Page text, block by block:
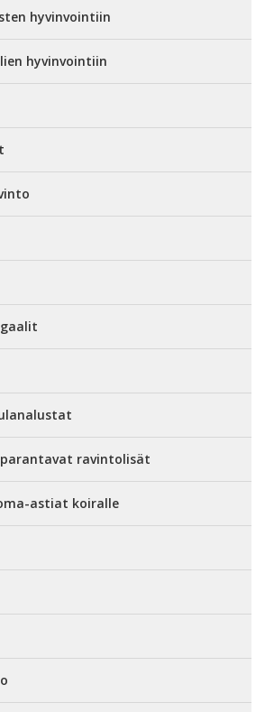
hyvinvointiin
hyvinvointiin
ravintolisät
astiat koiralle